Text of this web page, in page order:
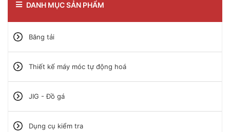
DANH MỤC SẢN PHẨM
Băng tải
Thiết kế máy móc tự động hoá
JIG - Đồ gá
Dụng cụ kiểm tra